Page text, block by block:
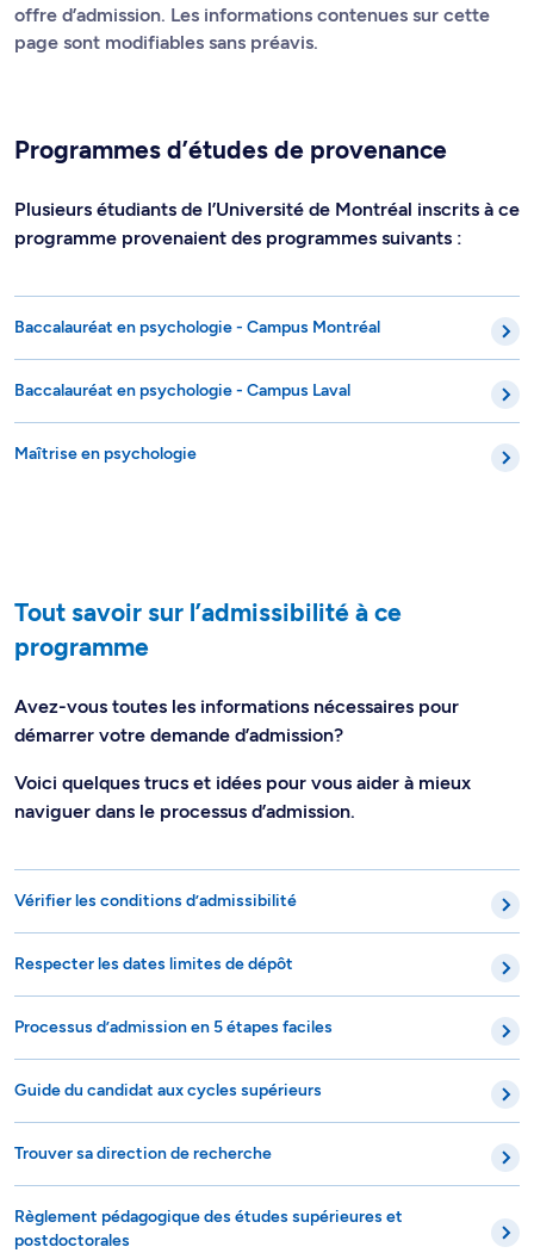
offre d’admission. Les informations contenues sur cette
page sont modifiables sans préavis.
Programmes d’études de provenance
Plusieurs étudiants de l’Université de Montréal inscrits à ce
programme provenaient des programmes suivants :
Baccalauréat en psychologie - Campus Montréal
Baccalauréat en psychologie - Campus Laval
Maîtrise en psychologie
Tout savoir sur l’admissibilité à ce
programme
Avez-vous toutes les informations nécessaires pour
démarrer votre demande d’admission?
Voici quelques trucs et idées pour vous aider à mieux
naviguer dans le processus d’admission.
Vérifier les conditions d’admissibilité
Respecter les dates limites de dépôt
Processus d’admission en 5 étapes faciles
Guide du candidat aux cycles supérieurs
Trouver sa direction de recherche
Règlement pédagogique des études supérieures et
postdoctorales